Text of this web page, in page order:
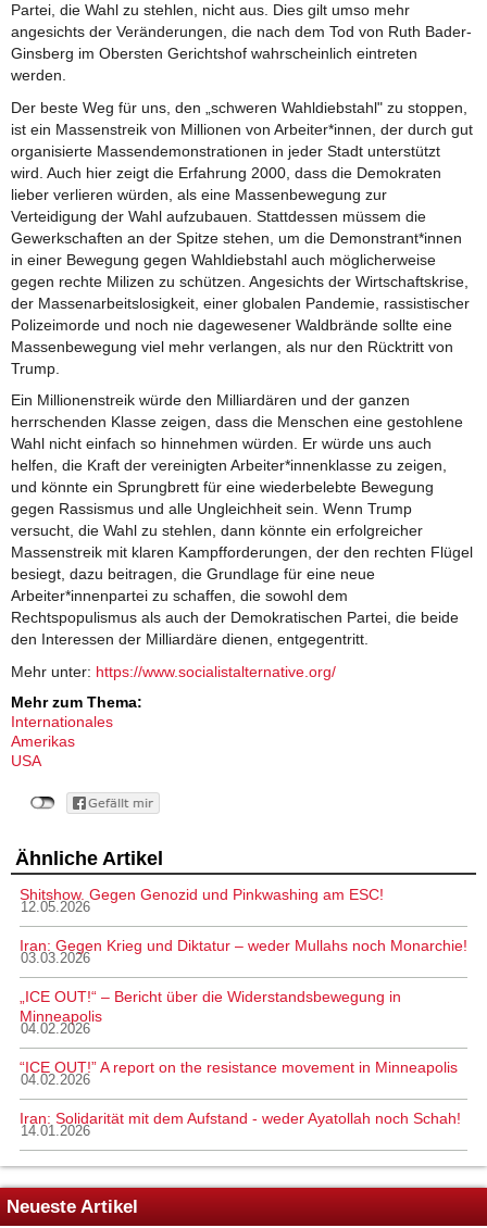
Partei, die Wahl zu stehlen, nicht aus. Dies gilt umso mehr
angesichts der Veränderungen, die nach dem Tod von Ruth Bader-
Ginsberg im Obersten Gerichtshof wahrscheinlich eintreten
werden.
Der beste Weg für uns, den „schweren Wahldiebstahl" zu stoppen,
ist ein Massenstreik von Millionen von Arbeiter*innen, der durch gut
organisierte Massendemonstrationen in jeder Stadt unterstützt
wird. Auch hier zeigt die Erfahrung 2000, dass die Demokraten
lieber verlieren würden, als eine Massenbewegung zur
Verteidigung der Wahl aufzubauen. Stattdessen müssem die
Gewerkschaften an der Spitze stehen, um die Demonstrant*innen
in einer Bewegung gegen Wahldiebstahl auch möglicherweise
gegen rechte Milizen zu schützen. Angesichts der Wirtschaftskrise,
der Massenarbeitslosigkeit, einer globalen Pandemie, rassistischer
Polizeimorde und noch nie dagewesener Waldbrände sollte eine
Massenbewegung viel mehr verlangen, als nur den Rücktritt von
Trump.
Ein Millionenstreik würde den Milliardären und der ganzen
herrschenden Klasse zeigen, dass die Menschen eine gestohlene
Wahl nicht einfach so hinnehmen würden. Er würde uns auch
helfen, die Kraft der vereinigten Arbeiter*innenklasse zu zeigen,
und könnte ein Sprungbrett für eine wiederbelebte Bewegung
gegen Rassismus und alle Ungleichheit sein. Wenn Trump
versucht, die Wahl zu stehlen, dann könnte ein erfolgreicher
Massenstreik mit klaren Kampfforderungen, der den rechten Flügel
besiegt, dazu beitragen, die Grundlage für eine neue
Arbeiter*innenpartei zu schaffen, die sowohl dem
Rechtspopulismus als auch der Demokratischen Partei, die beide
den Interessen der Milliardäre dienen, entgegentritt.
Mehr unter: https://www.socialistalternative.org/
Mehr zum Thema:
Internationales
Amerikas
USA
Ähnliche Artikel
Shitshow. Gegen Genozid und Pinkwashing am ESC!
12.05.2026
Iran: Gegen Krieg und Diktatur – weder Mullahs noch Monarchie!
03.03.2026
„ICE OUT!“ – Bericht über die Widerstandsbewegung in
Minneapolis
04.02.2026
“ICE OUT!” A report on the resistance movement in Minneapolis
04.02.2026
Iran: Solidarität mit dem Aufstand - weder Ayatollah noch Schah!
14.01.2026
Neueste Artikel